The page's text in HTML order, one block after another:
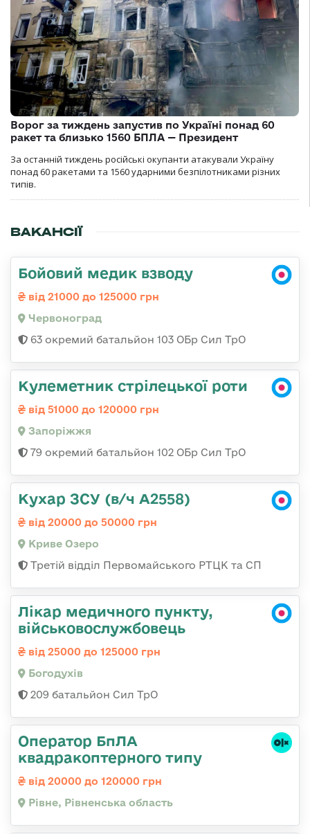
Ворог за тиждень запустив по Україні понад 60
ракет та близько 1560 БПЛА — Президент
За останній тиждень російські окупанти атакували Україну
понад 60 ракетами та 1560 ударними безпілотниками різних
типів.
ВАКАНСІЇ
Бойовий медик взводу
від 21000 до 125000 грн
Червоноград
63 окремий батальйон 103 ОБр Сил ТрО
Кулеметник стрілецької роти
від 51000 до 120000 грн
Запоріжжя
79 окремий батальйон 102 ОБр Сил ТрО
Кухар ЗСУ (в/ч А2558)
від 20000 до 50000 грн
Криве Озеро
Третій відділ Первомайського РТЦК та СП
Лікар медичного пункту,
військовослужбовець
від 25000 до 125000 грн
Богодухів
209 батальйон Сил ТрО
Оператор БпЛА
квадракоптерного типу
від 20000 до 120000 грн
Рівне, Рівненська область